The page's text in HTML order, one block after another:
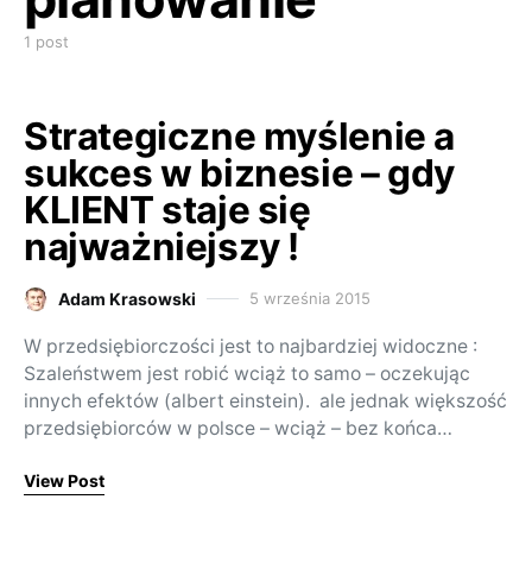
1 post
Strategiczne myślenie a
sukces w biznesie – gdy
KLIENT staje się
najważniejszy !
Adam Krasowski Posted on
5 września 2015
W przedsiębiorczości jest to najbardziej widoczne :
Szaleństwem jest robić wciąż to samo – oczekując
innych efektów (albert einstein). ale jednak większość
przedsiębiorców w polsce – wciąż – bez końca…
View Post